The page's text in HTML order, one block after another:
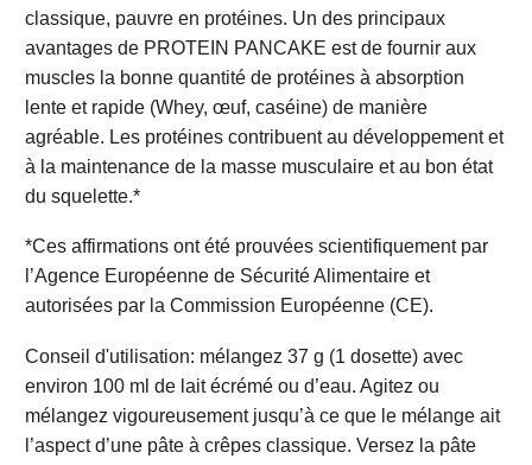
classique, pauvre en protéines. Un des principaux
avantages de PROTEIN PANCAKE est de fournir aux
muscles la bonne quantité de protéines à absorption
lente et rapide (Whey, œuf, caséine) de manière
agréable. Les protéines contribuent au développement et
à la maintenance de la masse musculaire et au bon état
du squelette.*
*Ces affirmations ont été prouvées scientifiquement par
l’Agence Européenne de Sécurité Alimentaire et
autorisées par la Commission Européenne (CE).
Conseil d'utilisation: mélangez 37 g (1 dosette) avec
environ 100 ml de lait écrémé ou d’eau. Agitez ou
mélangez vigoureusement jusqu’à ce que le mélange ait
l’aspect d’une pâte à crêpes classique. Versez la pâte